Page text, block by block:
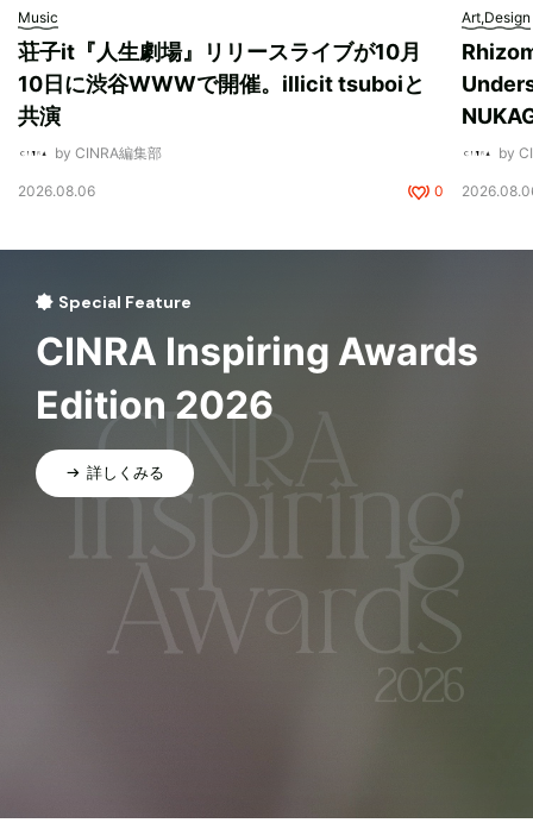
Music
荘子it『人生劇場』リリースライブが10月
10日に渋谷WWWで開催。illicit tsuboiと
共演
by CINRA編集部
2026.08.06 0
Art,Design
by
Special Feature
CINRA Inspiring Awards
Edition 2026
詳しくみる